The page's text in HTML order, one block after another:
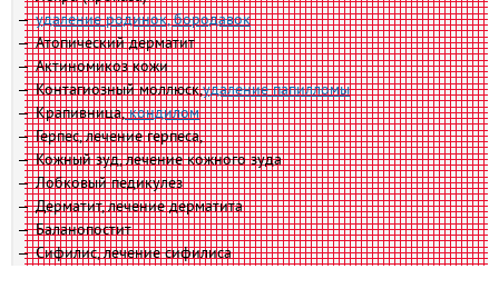
удаление родинок, бородавок
Атопический дерматит
Актиномикоз кожи
Контагиозный моллюск,удаление папилломы
Крапивница, кондилом
Герпес, лечение герпеса,
Кожный зуд, лечение кожного зуда
Лобковый педикулез
Дерматит, лечение дерматита
Баланопостит
Сифилис, лечение сифилиса